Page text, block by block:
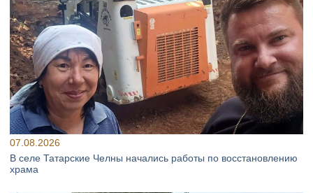
07.08.2026
В селе Татарские Челны начались работы по восстановлению
храма